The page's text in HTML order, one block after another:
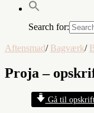
Search for:
Aftensmad/ Bagværk/
Proja –
Gå til